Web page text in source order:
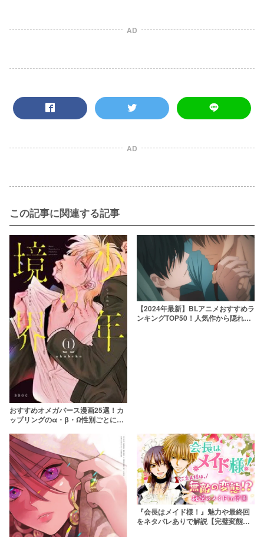
AD
AD
この記事に関連する記事
おすすめオメガバース漫画25選！カ
ップリングのα・β・Ω性別ごとに紹
【2024年最新】BLアニメおすすめラ
ンキングTOP50！人気作から隠れた
『会長はメイド様！』魅力や最終回
をネタバレありで解説【完璧変態イ